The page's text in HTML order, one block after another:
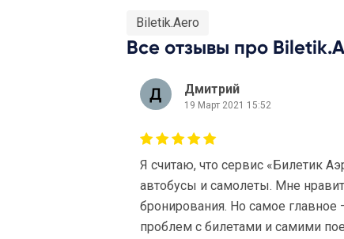
Biletik.Aero
Все отзывы про
Дмитрий
19 Март 2021 15:52
Я считаю, что сервис «Билетик
автобусы и самолеты. Мне
бронирования. Но самое
проблем с билетами и самими